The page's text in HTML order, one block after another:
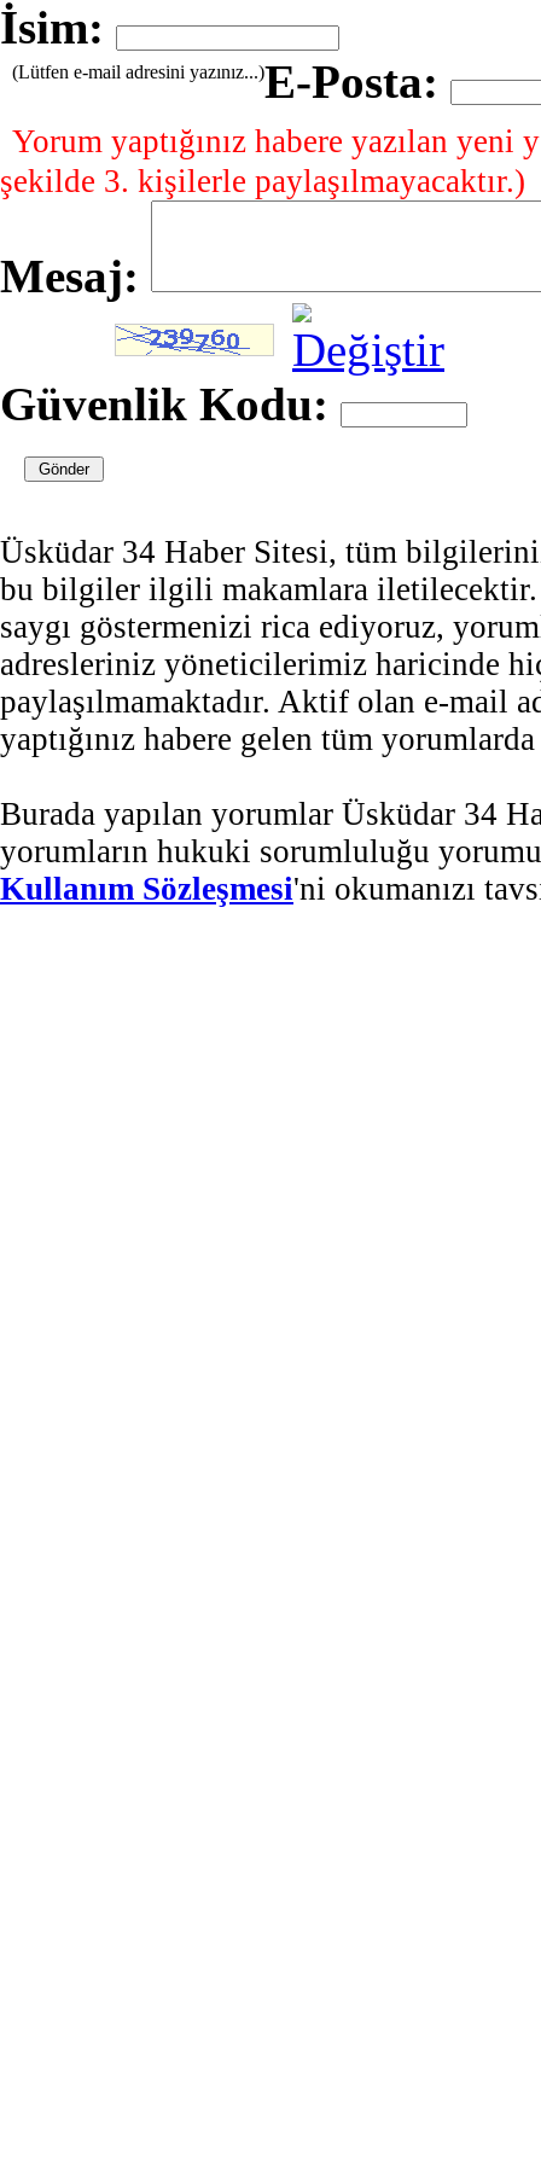
İsim:
E-Posta:
(Lütfen e-mail adresini yazınız...)
Yorum yaptığınız habere yazılan
şekilde 3. kişilerle paylaşılmayacaktır.)
Mesaj:
Güvenlik Kodu:
Üsküdar 34 Haber Sitesi, tüm
bu bilgiler ilgili makamlara iletilecektir.
saygı göstermenizi rica ediyoruz,
adresleriniz yöneticilerimiz haricinde
paylaşılmamaktadır. Aktif olan e-mail
yaptığınız habere gelen tüm
Burada yapılan yorumlar Üsküdar 34
yorumların hukuki sorumluluğu
Kullanım Sözleşmesi'ni okumanızı